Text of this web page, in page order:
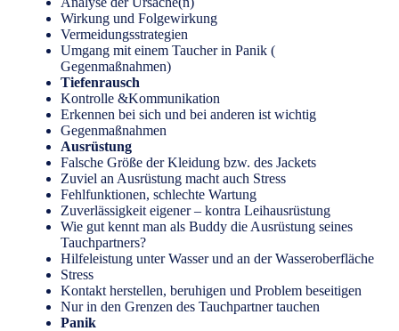
Wirkung und Folgewirkung
Vermeidungsstrategien
Umgang mit einem Taucher in Panik (
Gegenmaßnahmen)
Tiefenrausch
Kontrolle &Kommunikation
Erkennen bei sich und bei anderen ist wichtig
Gegenmaßnahmen
Ausrüstung
Falsche Größe der Kleidung bzw. des Jackets
Zuviel an Ausrüstung macht auch Stress
Fehlfunktionen, schlechte Wartung
Zuverlässigkeit eigener – kontra Leihausrüstung
Wie gut kennt man als Buddy die Ausrüstung seines
Tauchpartners?
Hilfeleistung unter Wasser und an der Wasseroberfläche
Stress
Kontakt herstellen, beruhigen und Problem beseitigen
Nur in den Grenzen des Tauchpartner tauchen
Panik